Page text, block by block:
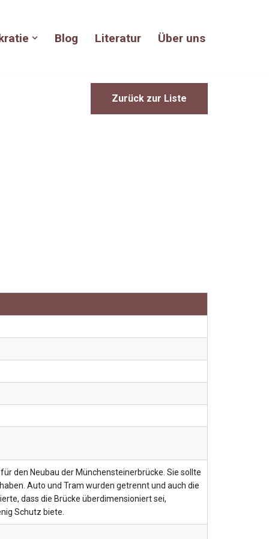
Blog Literatur Über uns
Zurück zur Liste
den Neubau der Münchensteinerbrücke. Sie sollte
Auto und Tram wurden getrennt und auch die
dass die Brücke überdimensioniert sei,
Schutz biete.